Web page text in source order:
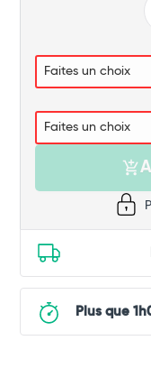
Plus que